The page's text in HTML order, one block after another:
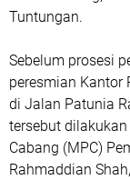
Tuntungan.
Sebelum prosesi
peresmian Kantor
di Jalan Patunia
tersebut
Cabang (MPC)
Rahmaddian